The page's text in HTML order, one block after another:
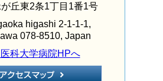
丘東2条1丁目1番1号
higashi 2-1-1-1,
078-8510, Japan
科大学病院HPへ